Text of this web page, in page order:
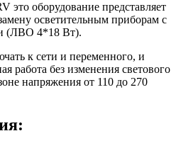
это оборудование представляет
осветительным приборам с
(ЛВО 4*18 Вт).
к сети и переменного, и
работа без изменения светового
напряжения от 110 до 270